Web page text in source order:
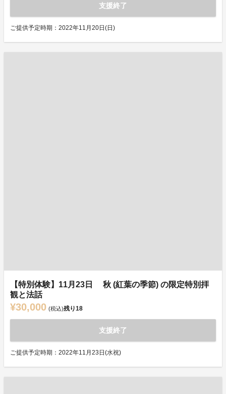
支援終了
ご提供予定時期：2022年11月20日(日)
【特別体験】11月23日 秋 (紅葉の季節) の限定特別拝
観と法話
¥30,000 (税込)残り18
支援終了
ご提供予定時期：2022年11月23日(水祝)